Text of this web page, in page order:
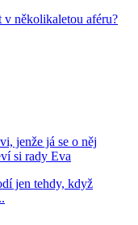
v několikaletou aféru?
jenže já se o něj
si rady Eva
jen tehdy, když